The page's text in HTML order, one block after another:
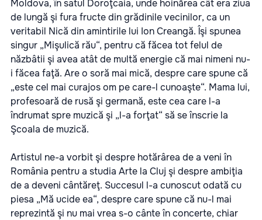
Moldova, în satul Doroţcaia, unde hoinărea cât era ziua
de lungă şi fura fructe din grădinile vecinilor, ca un
veritabil Nică din amintirile lui Ion Creangă. Îşi spunea
singur „Mişulică rău“, pentru că făcea tot felul de
năzbâtii şi avea atât de multă energie că mai nimeni nu-
i făcea faţă. Are o soră mai mică, despre care spune că
„este cel mai curajos om pe care-l cunoaşte“. Mama lui,
profesoară de rusă şi germană, este cea care l-a
îndrumat spre muzică şi „l-a forţat“ să se înscrie la
Şcoala de muzică.
Artistul ne-a vorbit şi despre hotărârea de a veni în
România pentru a studia Arte la Cluj şi despre ambiţia
de a deveni cântăreţ. Succesul l-a cunoscut odată cu
piesa „Mă ucide ea“, despre care spune că nu-l mai
reprezintă şi nu mai vrea s-o cânte în concerte, chiar